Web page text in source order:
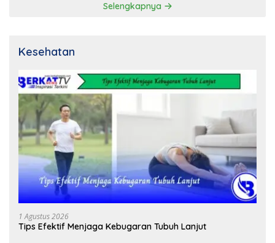
Selengkapnya
Kesehatan
1 Agustus 2026
Tips Efektif Menjaga Kebugaran Tubuh Lanjut